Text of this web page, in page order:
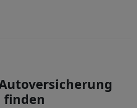
finden